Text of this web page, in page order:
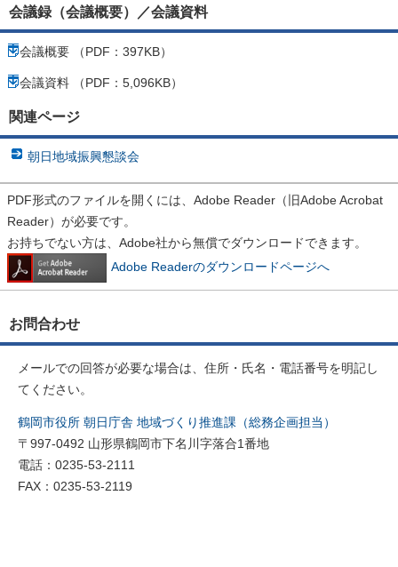
会議録（会議概要）／会議資料
会議概要 （PDF：397KB）
会議資料 （PDF：5,096KB）
関連ページ
朝日地域振興懇談会
PDF形式のファイルを開くには、Adobe Reader（旧Adobe Acrobat
Reader）が必要です。
お持ちでない方は、Adobe社から無償でダウンロードできます。
Adobe Readerのダウンロードページへ
お問合わせ
メールでの回答が必要な場合は、住所・氏名・電話番号を明記し
てください。
鶴岡市役所 朝日庁舎 地域づくり推進課（総務企画担当）
〒997-0492 山形県鶴岡市下名川字落合1番地
電話：0235-53-2111
FAX：0235-53-2119